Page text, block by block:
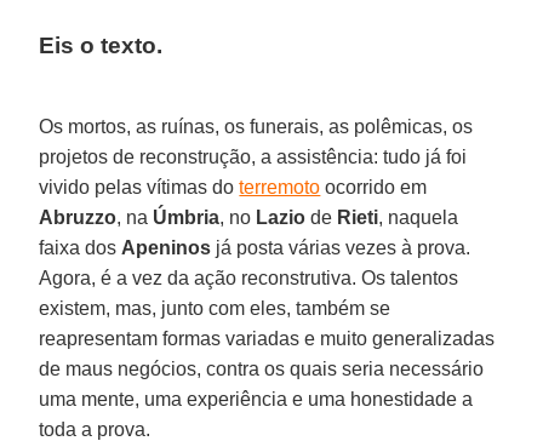
Eis o texto.
Os mortos, as ruínas, os funerais, as polêmicas, os
projetos de reconstrução, a assistência: tudo já foi
vivido pelas vítimas doterremoto ocorrido em
Abruzzo, na Úmbria, no Lazio de Rieti, naquela
faixa dos Apeninos já posta várias vezes à prova.
Agora, é a vez da ação reconstrutiva. Os talentos
existem, mas, junto com eles, também se
reapresentam formas variadas e muito generalizadas
de maus negócios, contra os quais seria necessário
uma mente, uma experiência e uma honestidade a
toda a prova.